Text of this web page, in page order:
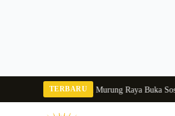
TERBARU
Pj Sekda Murung Raya Buka